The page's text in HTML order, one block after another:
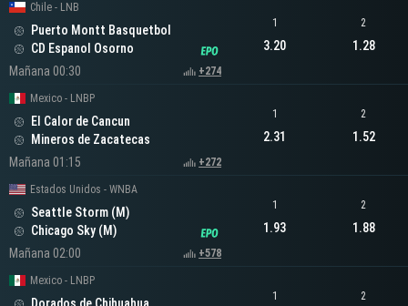
Chile - LNB
Puerto Montt Basquetbol
CD Espanol Osorno
Mañana 00:30
+274
1
3.20
2
1.28
Mexico - LNBP
El Calor de Cancun
Mineros de Zacatecas
Mañana 01:15
+272
1
2.31
2
1.52
Estados Unidos - WNBA
Seattle Storm (M)
Chicago Sky (M)
Mañana 02:00
+578
1
1.93
2
1.88
Mexico - LNBP
1 2